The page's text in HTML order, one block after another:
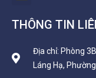
THÔNG TIN
Địa chỉ: Phòng
Láng Hạ,